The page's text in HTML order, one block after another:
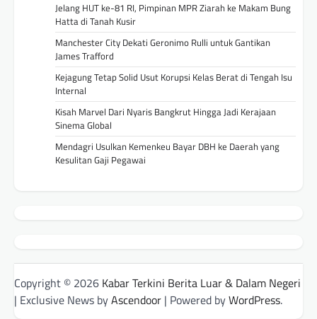
Jelang HUT ke-81 RI, Pimpinan MPR Ziarah ke Makam Bung
Hatta di Tanah Kusir
Manchester City Dekati Geronimo Rulli untuk Gantikan
James Trafford
Kejagung Tetap Solid Usut Korupsi Kelas Berat di Tengah Isu
Internal
Kisah Marvel Dari Nyaris Bangkrut Hingga Jadi Kerajaan
Sinema Global
Mendagri Usulkan Kemenkeu Bayar DBH ke Daerah yang
Kesulitan Gaji Pegawai
Copyright © 2026 Kabar Terkini Berita Luar & Dalam Negeri
| Exclusive News byAscendoor | Powered byWordPress.